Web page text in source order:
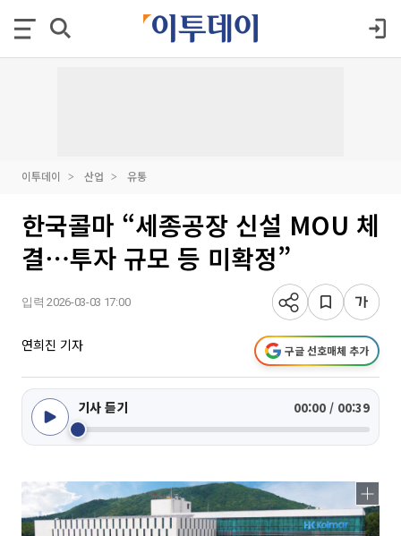
이투데이 산업 유통
한국콜마 “세종공장 신설 MOU 체
결⋯투자 규모 등 미확정”
입력 2026-03-03 17:00
연희진 기자 구글 선호매체 추가
기사 듣기 00:00 / 00:39